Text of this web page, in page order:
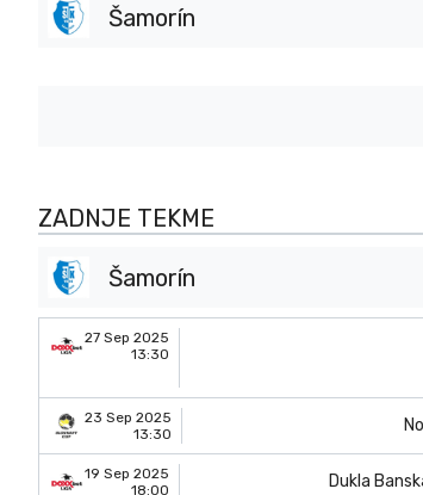
Šamorín
ZADNJE TEKME
Šamorín
27 Sep 2025
13:30
23 Sep 2025
13:30
19 Sep 2025
18:00
Dukla